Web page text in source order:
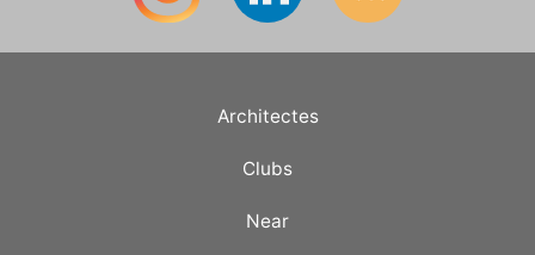
Architectes
Clubs
Near